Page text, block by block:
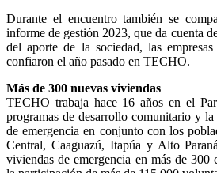
Durante el encuentro también se
informe de gestión 2023, que da cuenta
del aporte de la sociedad, las
confiaron el año pasado en TECHO.
Más de 300 nuevas viviendas
TECHO trabaja hace 16 años en el
programas de desarrollo comunitario y
de emergencia en conjunto con los
Central, Caaguazú, Itapúa y Alto
viviendas de emergencia en más de 300